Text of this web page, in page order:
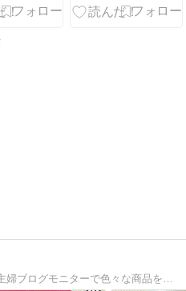
劇
22日12:30キ
暮らしを大切に、愉しみたい主婦ブログモニターで色々な商品をお試しするのもお楽しみの１つ、ブログで紹介しています